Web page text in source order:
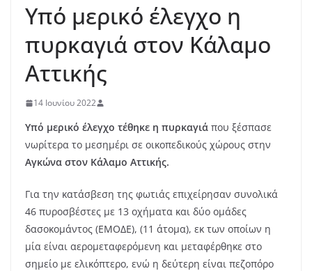
Υπό μερικό έλεγχο η
πυρκαγιά στον Κάλαμο
Αττικής
14 Ιουνίου 2022
Υπό μερικό έλεγχο τέθηκε η πυρκαγιά που ξέσπασε
νωρίτερα το μεσημέρι σε οικοπεδικούς χώρους στην
Αγκώνα στον Κάλαμο Αττικής.
Για την κατάσβεση της φωτιάς επιχείρησαν συνολικά
46 πυροσβέστες με 13 οχήματα και δύο ομάδες
δασοκομάντος (ΕΜΟΔΕ), (11 άτομα), εκ των οποίων η
μία είναι αερομεταφερόμενη και μεταφέρθηκε στο
σημείο με ελικόπτερο, ενώ η δεύτερη είναι πεζοπόρο